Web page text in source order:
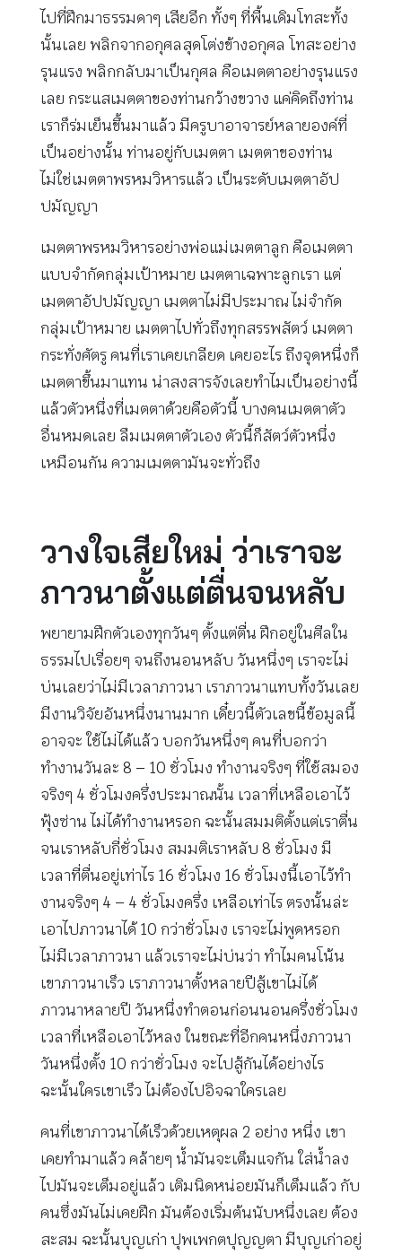
ไปที่ฝึกมาธรรมดาๆ เสียอีก ทั้งๆ ที่พื้นเดิมโทสะทั้ง
นั้นเลย พลิกจากอกุศลสุดโต่งข้างอกุศล โทสะอย่าง
รุนแรง พลิกกลับมาเป็นกุศล คือเมตตาอย่างรุนแรง
เลย กระแสเมตตาของท่านกว้างขวาง แค่คิดถึงท่าน
เราก็ร่มเย็นขึ้นมาแล้ว มีครูบาอาจารย์หลายองค์ที่
เป็นอย่างนั้น ท่านอยู่กับเมตตา เมตตาของท่าน
ไม่ใช่เมตตาพรหมวิหารแล้ว เป็นระดับเมตตาอัป
ปมัญญา
เมตตาพรหมวิหารอย่างพ่อแม่เมตตาลูก คือเมตตา
แบบจำกัดกลุ่มเป้าหมาย เมตตาเฉพาะลูกเรา แต่
เมตตาอัปปมัญญา เมตตาไม่มีประมาณ ไม่จำกัด
กลุ่มเป้าหมาย เมตตาไปทั่วถึงทุกสรรพสัตว์ เมตตา
กระทั่งศัตรู คนที่เราเคยเกลียด เคยอะไร ถึงจุดหนึ่งก็
เมตตาขึ้นมาแทน น่าสงสารจังเลยทำไมเป็นอย่างนี้
แล้วตัวหนึ่งที่เมตตาด้วยคือตัวนี้ บางคนเมตตาตัว
อื่นหมดเลย ลืมเมตตาตัวเอง ตัวนี้ก็สัตว์ตัวหนึ่ง
เหมือนกัน ความเมตตามันจะทั่วถึง
วางใจเสียใหม่ ว่าเราจะ
ภาวนาตั้งแต่ตื่นจนหลับ
พยายามฝึกตัวเองทุกวันๆ ตั้งแต่ตื่น ฝึกอยู่ในศีลใน
ธรรมไปเรื่อยๆ จนถึงนอนหลับ วันหนึ่งๆ เราจะไม่
บ่นเลยว่าไม่มีเวลาภาวนา เราภาวนาแทบทั้งวันเลย
มีงานวิจัยอันหนึ่งนานมาก เดี๋ยวนี้ตัวเลขนี้ข้อมูลนี้
อาจจะ ใช้ไม่ได้แล้ว บอกวันหนึ่งๆ คนที่บอกว่า
ทำงานวันละ 8 – 10 ชั่วโมง ทำงานจริงๆ ที่ใช้สมอง
จริงๆ 4 ชั่วโมงครึ่งประมาณนั้น เวลาที่เหลือเอาไว้
ฟุ้งซ่าน ไม่ได้ทำงานหรอก ฉะนั้นสมมติตั้งแต่เราตื่น
จนเราหลับกี่ชั่วโมง สมมติเราหลับ 8 ชั่วโมง มี
เวลาที่ตื่นอยู่เท่าไร 16 ชั่วโมง 16 ชั่วโมงนี้เอาไว้ทำ
งานจริงๆ 4 – 4 ชั่วโมงครึ่ง เหลือเท่าไร ตรงนั้นล่ะ
เอาไปภาวนาได้ 10 กว่าชั่วโมง เราจะไม่พูดหรอก
ไม่มีเวลาภาวนา แล้วเราจะไม่บ่นว่า ทำไมคนโน้น
เขาภาวนาเร็ว เราภาวนาตั้งหลายปีสู้เขาไม่ได้
ภาวนาหลายปี วันหนึ่งทำตอนก่อนนอนครึ่งชั่วโมง
เวลาที่เหลือเอาไว้หลง ในขณะที่อีกคนหนึ่งภาวนา
วันหนึ่งตั้ง 10 กว่าชั่วโมง จะไปสู้กันได้อย่างไร
ฉะนั้นใครเขาเร็ว ไม่ต้องไปอิจฉาใครเลย
คนที่เขาภาวนาได้เร็วด้วยเหตุผล 2 อย่าง หนึ่ง เขา
เคยทำมาแล้ว คล้ายๆ น้ำมันจะเต็มแจกัน ใส่น้ำลง
ไปมันจะเต็มอยู่แล้ว เติมนิดหน่อยมันก็เต็มแล้ว กับ
คนซึ่งมันไม่เคยฝึก มันต้องเริ่มต้นนับหนึ่งเลย ต้อง
สะสม ฉะนั้นบุญเก่า ปุพเพกตปุญญตา มีบุญเก่าอยู่